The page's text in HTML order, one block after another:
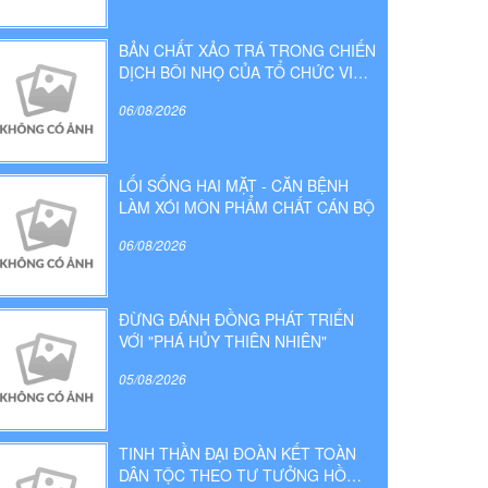
BẢN CHẤT XẢO TRÁ TRONG CHIẾN
DỊCH BÔI NHỌ CỦA TỔ CHỨC VIỆT
06/08/2026
LỐI SỐNG HAI MẶT - CĂN BỆNH
LÀM XÓI MÒN PHẨM CHẤT CÁN BỘ
06/08/2026
ĐỪNG ĐÁNH ĐỒNG PHÁT TRIỂN
VỚI "PHÁ HỦY THIÊN NHIÊN"
05/08/2026
TINH THẦN ĐẠI ĐOÀN KẾT TOÀN
DÂN TỘC THEO TƯ TƯỞNG HỒ